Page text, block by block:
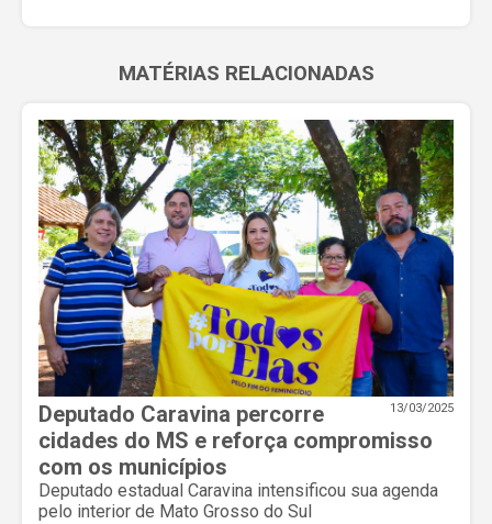
MATÉRIAS RELACIONADAS
13/03/2025
Deputado Caravina percorre
cidades do MS e reforça compromisso
com os municípios
Deputado estadual Caravina intensificou sua agenda
pelo interior de Mato Grosso do Sul